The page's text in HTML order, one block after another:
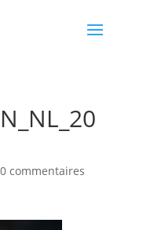
0 commentaires